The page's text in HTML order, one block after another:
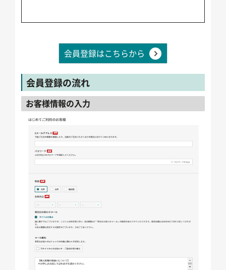
会員登録はこちらから
会員登録の流れ
お客様情報の入力